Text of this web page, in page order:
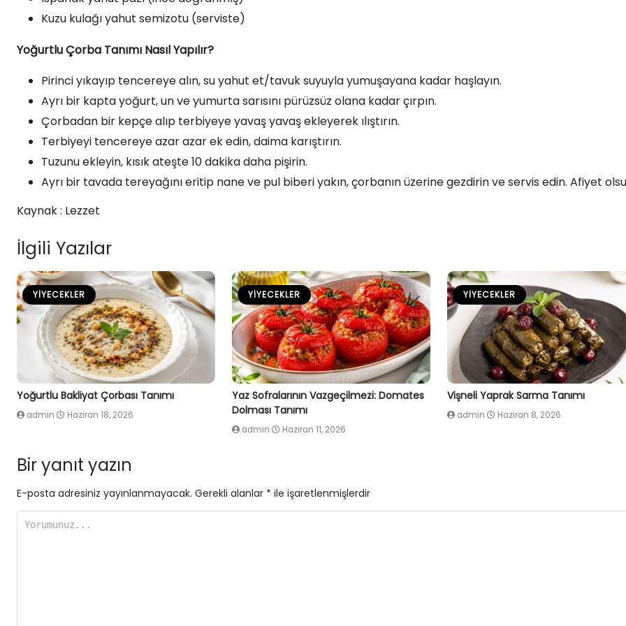
Kuzu kulağı yahut semizotu (serviste)
Yoğurtlu Çorba Tanımı Nasıl Yapılır?
Pirinci yıkayıp tencereye alın, su yahut et/tavuk suyuyla yumuşayana kadar haşlayın.
Ayrı bir kapta yoğurt, un ve yumurta sarısını pürüzsüz olana kadar çırpın.
Çorbadan bir kepçe alıp terbiyeye yavaş yavaş ekleyerek ılıştırın.
Terbiyeyi tencereye azar azar ek edin, daima karıştırın.
Tuzunu ekleyin, kısık ateşte 10 dakika daha pişirin.
Ayrı bir tavada tereyağını eritip nane ve pul biberi yakın, çorbanın üzerine gezdirin ve servis edin. Afiyet
Kaynak : Lezzet
İlgili Yazılar
YIYECEKLER
Yoğurtlu Bakliyat Çorbası Tanımı
admin Haziran 18, 2026
YIYECEKLER
Yaz Sofralarının Vazgeçilmezi: Domates
Dolması Tanımı
admin Haziran 11, 2026
YIYECEKLER
Vişneli Yaprak Sarma Tanımı
admin Haziran 8, 2026
Bir yanıt yazın
E-posta adresiniz yayınlanmayacak. Gerekli alanlar * ile işaretlenmişlerdir